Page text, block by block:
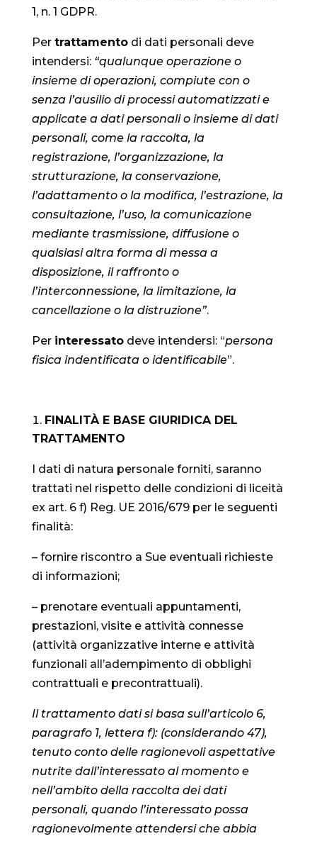
1, n. 1 GDPR.
Per trattamentodi dati personali deve
intendersi: “qualunque operazione o
insieme di operazioni, compiute con o
senza l’ausilio di processi automatizzati e
applicate a dati personali o insieme di dati
personali, come la raccolta, la
registrazione, l’organizzazione, la
strutturazione, la conservazione,
l’adattamento o la modifica, l’estrazione, la
consultazione, l’uso, la comunicazione
mediante trasmissione, diffusione o
qualsiasi altra forma di messa a
disposizione, il raffronto o
l’interconnessione, la limitazione, la
cancellazione o la distruzione”.
Per interessatodeve intendersi: “persona
fisica indentificata o identificabile”.
FINALITÀ E BASE GIURIDICA DEL
TRATTAMENTO
I dati di natura personale forniti, saranno
trattati nel rispetto delle condizioni di liceità
ex art. 6 f) Reg. UE 2016/679 per le seguenti
finalità:
– fornire riscontro a Sue eventuali richieste
di informazioni;
– prenotare eventuali appuntamenti,
prestazioni, visite e attività connesse
(attività organizzative interne e attività
funzionali all’adempimento di obblighi
contrattuali e precontrattuali).
Il trattamento dati si basa sull’articolo 6,
paragrafo 1, lettera f): (considerando 47),
tenuto conto delle ragionevoli aspettative
nutrite dall’interessato al momento e
nell’ambito della raccolta dei dati
personali, quando l’interessato possa
ragionevolmente attendersi che abbia